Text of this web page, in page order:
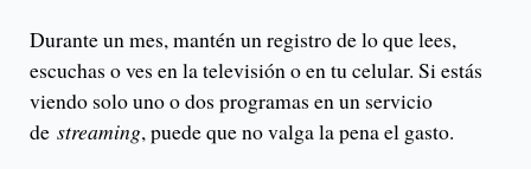
Durante un mes, mantén un registro de lo que lees,
escuchas o ves en la televisión o en tu celular. Si estás
viendo solo uno o dos programas en un servicio
de streaming, puede que no valga la pena el gasto.